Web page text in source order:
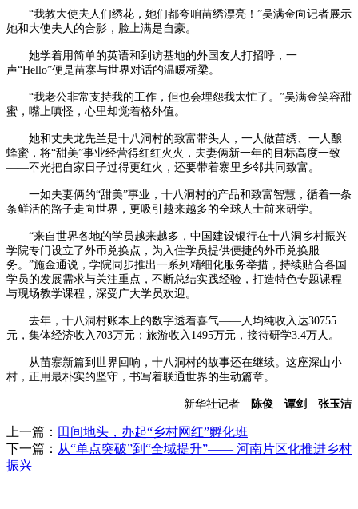
“我教大使夫人们绣花，她们都夸咱苗绣漂亮！”吴满金向记者展示
她和大使夫人的合影，脸上满是自豪。
她学着用简单的英语和到访基地的外国友人打招呼，一
声“Hello”便是苗寨与世界对话的温暖桥梁。
“我老公非常支持我的工作，但也会埋怨我太忙了。”吴满金笑容甜
蜜，嘴上嗔怪，心里却觉着格外值。
她和丈夫龙先兰是十八洞村的致富带头人，一人做苗绣、一人酿
蜂蜜，将“甜美”事业经营得红红火火，夫妻俩新一年的目标高度一致
——不光把自家日子过得更红火，还要带着寨里乡邻共同致富。
一如夫妻俩的“甜美”事业，十八洞村的产品和致富智慧，循着一条
条鲜活的路子走向世界，更吸引越来越多的全球人士前来研学。
“来自世界各地的学员越来越多，中国建设银行在十八洞乡村振兴
学院专门设立了外币兑换点，为入住学员提供便捷的外币兑换服
务。”施金通说，学院同步推出一系列精细化服务举措，持续贴合各国
学员的发展需求与关注重点，不断总结实践经验，打造特色专题课程
与现场教学课程，深受广大学员欢迎。
去年，十八洞村账本上的数字透着喜气——人均纯收入达30755
元，集体经济收入703万元；旅游收入1495万元，接待研学3.4万人。
从苗寨新篇到世界回响，十八洞村的故事还在继续。这座深山小
村，正用最朴实的坚守，书写着联通世界的生动篇章。
新华社记者 陈俊 谭剑 张玉洁
上一篇： 田间地头，办起“乡村网红”孵化班
下一篇： 从“单点突破”到“全域提升”—— 河南片区化推进乡村
振兴